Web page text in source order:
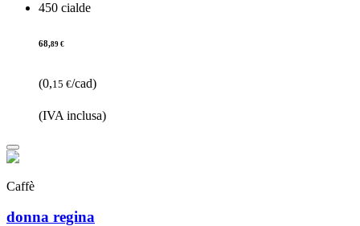
450 cialde
68,89 €
(0,15 €/cad)
(IVA inclusa)
Caffè
donna regina